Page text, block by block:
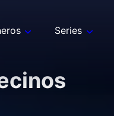
Series